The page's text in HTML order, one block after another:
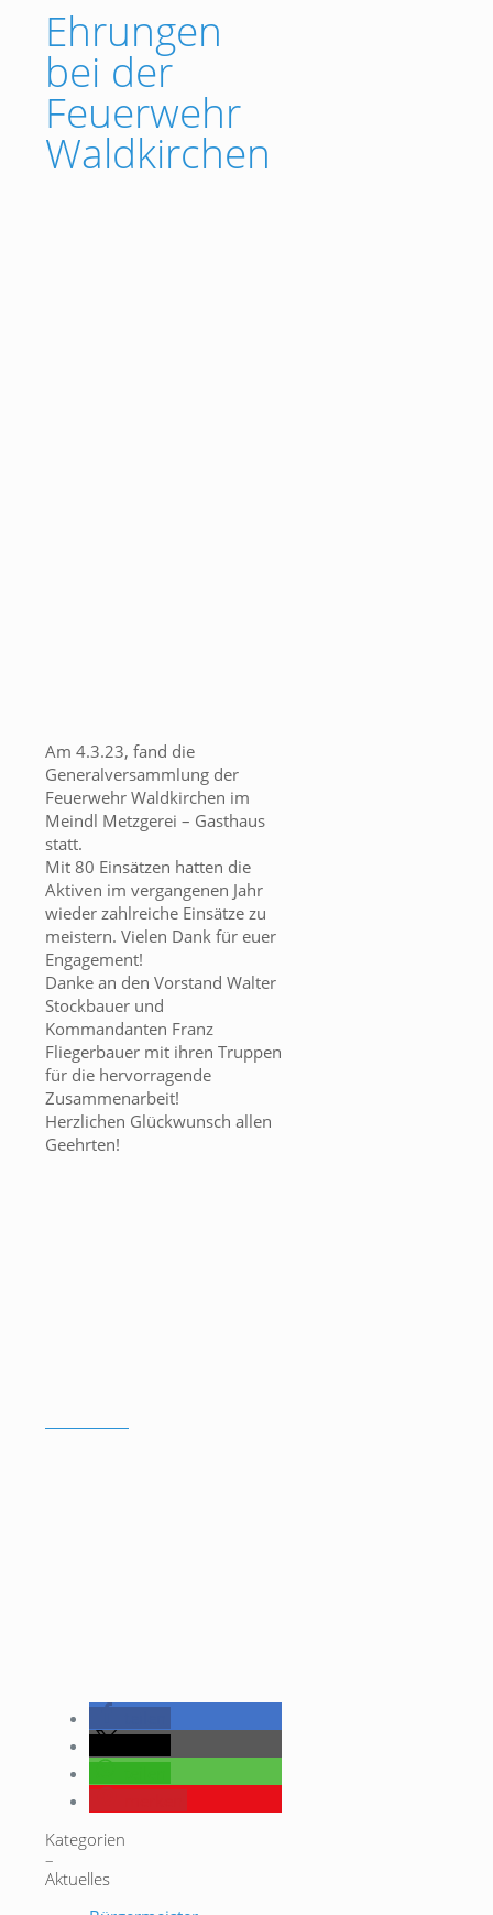
Ehrungen
bei der
Feuerwehr
Waldkirchen
Am 4.3.23, fand die
Generalversammlung der
Feuerwehr Waldkirchen im
Meindl Metzgerei – Gasthaus
statt.
Mit 80 Einsätzen hatten die
Aktiven im vergangenen Jahr
wieder zahlreiche Einsätze zu
meistern. Vielen Dank für euer
Engagement!
Danke an den Vorstand Walter
Stockbauer und
Kommandanten Franz
Fliegerbauer mit ihren Truppen
für die hervorragende
Zusammenarbeit!
Herzlichen Glückwunsch allen
Geehrten!
Kategorien
–
Aktuelles